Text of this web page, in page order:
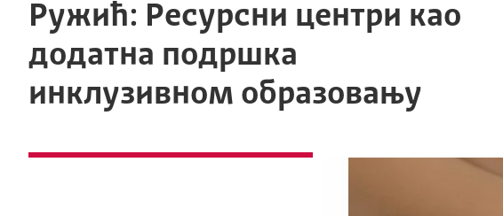
Ружић: Ресурсни центри као
додатна подршка
инклузивном образовању